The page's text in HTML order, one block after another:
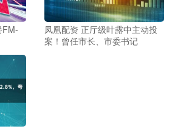
FM-
凤凰配资 正厅级叶露中主动投
案！曾任市长、市委书记